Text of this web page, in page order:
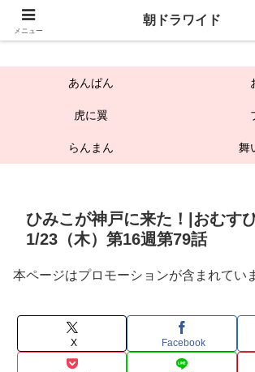
朝ドラワイド
あんぱん
虎に翼
らんまん 舞
ひみこが神戸に来た！|おむすび
1/23（木）第16週第79話
本ページはプロモーションが含まれてい
X Facebook
メニュー
朝ドラワイド